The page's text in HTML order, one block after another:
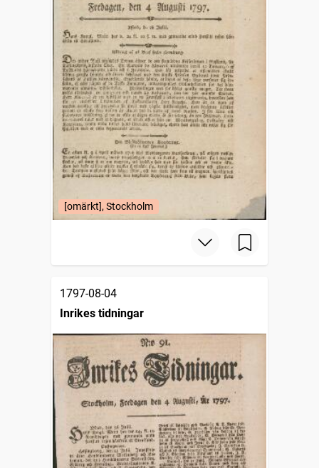
[omärkt], Stockholm
1797-08-04
Inrikes tidningar